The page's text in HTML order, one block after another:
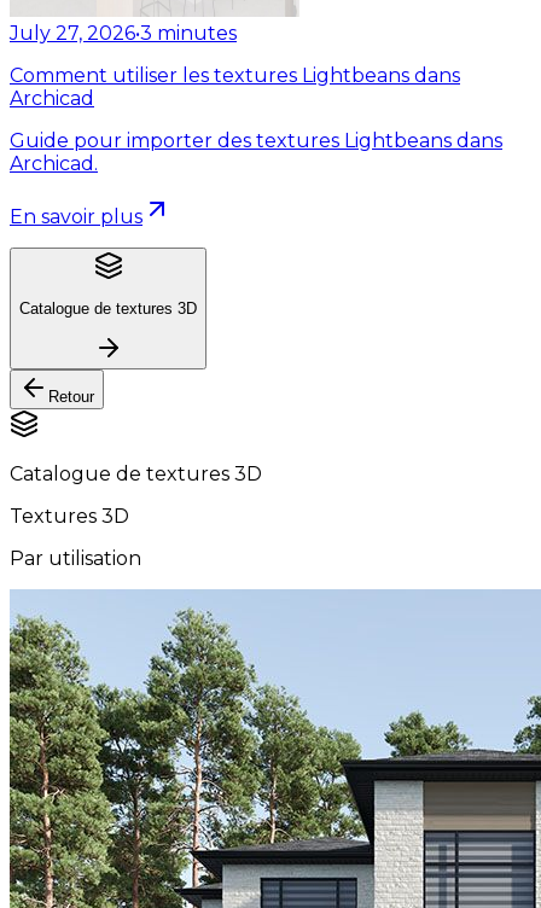
July 27, 2026•3 minutes
Comment utiliser les textures Lightbeans dans
Archicad
Guide pour importer des textures Lightbeans dans
Archicad.
En savoir plus
Catalogue de textures 3D
Retour
Catalogue de textures 3D
Textures 3D
Par utilisation